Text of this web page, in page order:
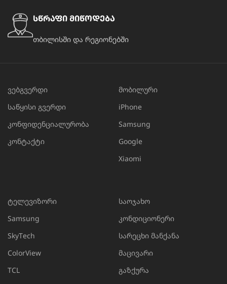
სწრაფი მიწოდება
თბილისში და რეგიონებში
ვებგვერდი
საწყისი გვერდი
კონფიდენციალურობა
კონტაქტი
მობილური
iPhone
Samsung
Google
Xiaomi
ტელევიზორი
Samsung
SkyTech
ColorView
TCL
საოჯახო
კონდიციონერი
სარეცხი მანქანა
მაცივარი
გაზქურა